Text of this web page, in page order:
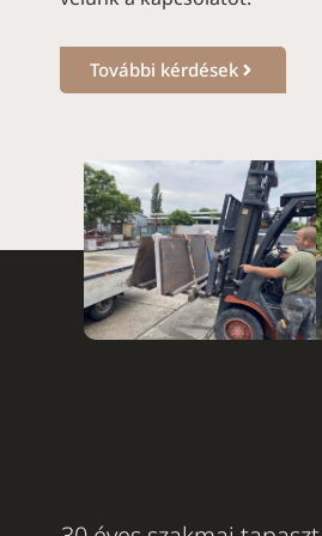
További kérdések